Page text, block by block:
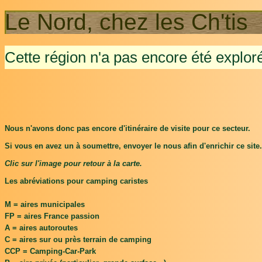
Le Nord, chez les Ch'tis
Cette région n'a pas encore été
Nous n'avons donc pas encore d'itinéraire de visite pour ce secteur.
Si vous en avez un à soumettre, envoyer le nous afin d'enrichir ce site.
Clic sur l'image pour retour à la carte.
Les abréviations pour camping caristes
M = aires municipales
FP = aires France passion
A = aires autoroutes
C = aires sur ou près terrain de camping
CCP = Camping-Car-Park